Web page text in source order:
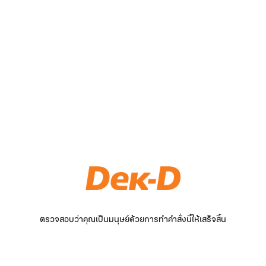
ตรวจสอบว่าคุณเป็นมนุษย์ด้วยการทำคำสั่งนี้ให้เสร็จสิ้น